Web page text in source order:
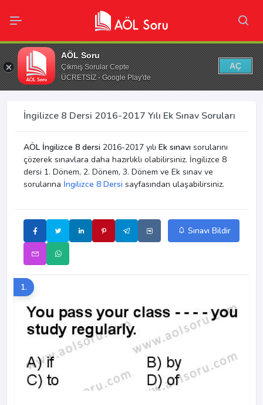
AÖL Soru
Çıkmış Sorular Cepte
ÜCRETSİZ - Google Play'de
AÇ
İngilizce 8 Dersi 2016-2017 Yılı Ek Sınav Soruları
AÖL İngilizce 8 dersi 2016-2017 yılı Ek sınavı sorularını
çözerek sınavlara daha hazırlıklı olabilirsiniz. İngilizce 8
dersi 1. Dönem, 2. Dönem, 3. Dönem ve Ek sınav ve
sorularına İngilizce 8 Dersi sayfasından ulaşabilirsiniz.
Sınavı Bildir
1.